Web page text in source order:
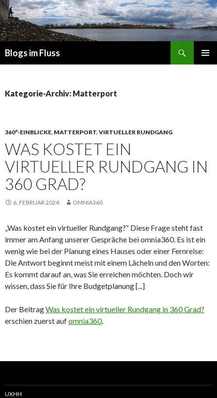
Blogs im Fluss
Kategorie-Archiv: Matterport
360°-EINBLICKE, MATTERPORT, VIRTUELLER RUNDGANG
WAS KOSTET EIN
VIRTUELLER RUNDGANG IN
360 GRAD?
6. FEBRUAR 2024 OMNIA360
„Was kostet ein virtueller Rundgang?“ Diese Frage steht fast
immer am Anfang unserer Gespräche bei omnia360. Es ist ein
wenig wie bei der Planung eines Hauses oder einer Fernreise:
Die Antwort beginnt meist mit einem Lächeln und den Worten:
Es kommt darauf an, was Sie erreichen möchten. Doch wir
wissen, dass Sie für Ihre Budgetplanung [...]
Der BeitragWas kostet ein virtueller Rundgang in 360 Grad?
erschien zuerst aufomnia360.
UXHH